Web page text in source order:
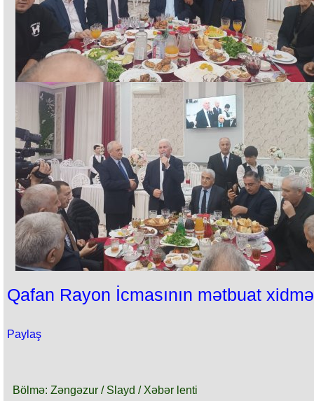
Qafan Rayon İcmasının mətbuat
Paylaş
Bölmə: Zəngəzur / Slayd / Xəbər lenti